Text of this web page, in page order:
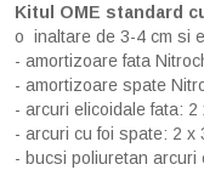
Kitul OME standard
o inaltare de 3-4 cm si
- amortizoare fata
- amortizoare spate
- arcuri elicoidale fata: 2
- arcuri cu foi spate: 2 x
- bucsi poliuretan arcuri